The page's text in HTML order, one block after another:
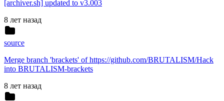
[archiver.sh] updated to v3.003
8 лет назад
source
Merge branch 'brackets' of https://github.com/BRUTALISM/Hack
into BRUTALISM-brackets
8 лет назад